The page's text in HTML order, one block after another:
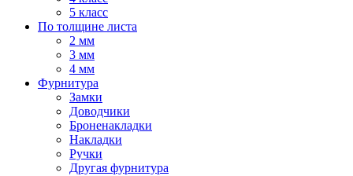
5 класс
По толщине листа
2 мм
3 мм
4 мм
Фурнитура
Замки
Доводчики
Броненакладки
Накладки
Ручки
Другая фурнитура